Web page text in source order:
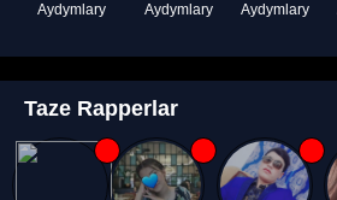
Aydymlary Aydymlary Aydymlary
Taze Rapperlar